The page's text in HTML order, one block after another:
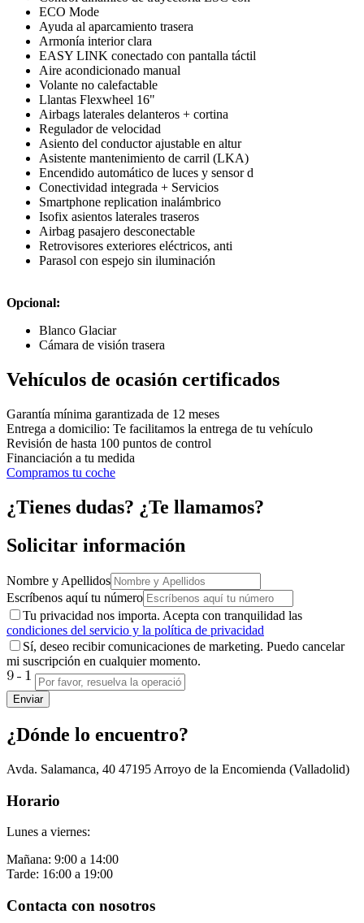
ECO Mode
Ayuda al aparcamiento trasera
Armonía interior clara
EASY LINK conectado con pantalla táctil
Aire acondicionado manual
Volante no calefactable
Llantas Flexwheel 16"
Airbags laterales delanteros + cortina
Regulador de velocidad
Asiento del conductor ajustable en altur
Asistente mantenimiento de carril (LKA)
Encendido automático de luces y sensor d
Conectividad integrada + Servicios
Smartphone replication inalámbrico
Isofix asientos laterales traseros
Airbag pasajero desconectable
Retrovisores exteriores eléctricos, anti
Parasol con espejo sin iluminación
Opcional:
Blanco Glaciar
Cámara de visión trasera
Vehículos de ocasión certificados
Garantía mínima garantizada de 12 meses
Entrega a domicilio: Te facilitamos la entrega de tu vehículo
Revisión de hasta 100 puntos de control
Financiación a tu medida
Compramos tu coche
¿Tienes dudas? ¿Te llamamos?
Solicitar información
Nombre y Apellidos
Escríbenos aquí tu número
Tu privacidad nos importa. Acepta con tranquilidad las
condiciones del servicio y la política de privacidad
Sí, deseo recibir comunicaciones de marketing. Puedo cancelar
mi suscripción en cualquier momento.
Enviar
¿Dónde lo encuentro?
Avda. Salamanca, 40 47195 Arroyo de la Encomienda (Valladolid)
Horario
Lunes a viernes:
Mañana: 9:00 a 14:00
Tarde: 16:00 a 19:00
Contacta con nosotros